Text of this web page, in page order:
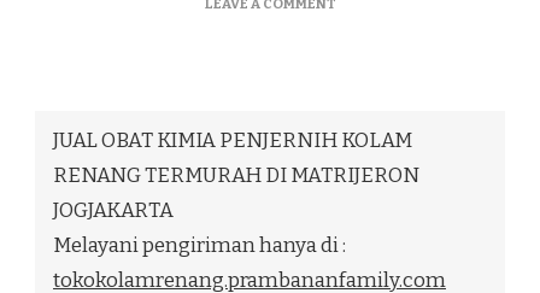
LEAVE A COMMENT
RENANG
DI
JUAL OBAT KIMIA PENJERNIH KOLAM
RENANG TERMURAH DI MATRIJERON
JOGJAKARTA
Melayani pengiriman hanya di :
tokokolamrenang.prambananfamily.com